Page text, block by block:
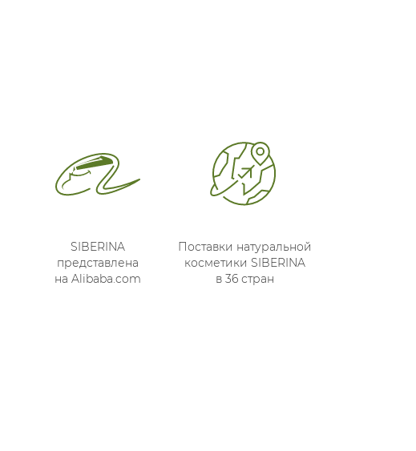
SIBERINA
представлена
на Alibaba.com
Поставки натуральной
косметики SIBERINA
в 36 стран